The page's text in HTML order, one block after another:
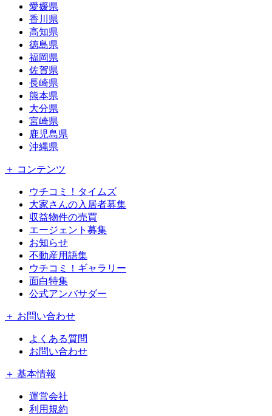
愛媛県
香川県
高知県
徳島県
福岡県
佐賀県
長崎県
熊本県
大分県
宮崎県
鹿児島県
沖縄県
＋ コンテンツ
ウチコミ！タイムズ
大家さんの入居者募集
収益物件の売買
エージェント募集
お知らせ
不動産用語集
ウチコミ！ギャラリー
面白特集
公式アンバサダー
＋ お問い合わせ
よくある質問
お問い合わせ
＋ 基本情報
運営会社
利用規約